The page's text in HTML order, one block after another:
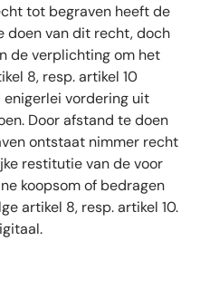
tot begraven heeft de
doen van dit recht, doch
de verplichting om het
8, resp. artikel 10
vordering uit
Door afstand te doen
ontstaat nimmer recht
restitutie van de voor
koopsom of bedragen
artikel 8, resp. artikel 10.